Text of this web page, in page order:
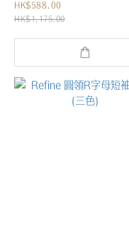
HK$588.00
HK$1,175.00